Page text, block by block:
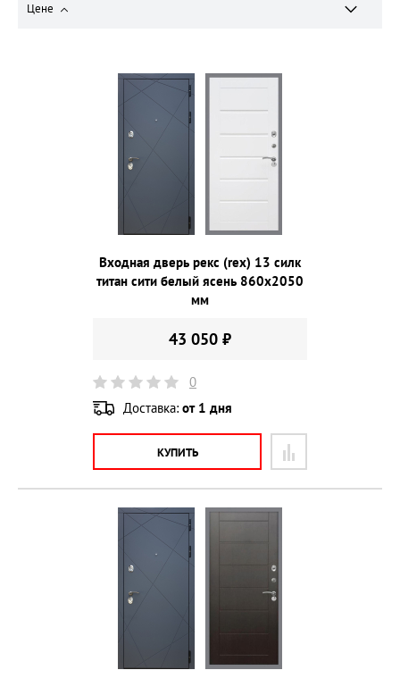
Цене
Входная дверь рекс (rex) 13 силк
титан сити белый ясень 860х2050
мм
43 050 ₽
0
Доставка: от 1 дня
КУПИТЬ